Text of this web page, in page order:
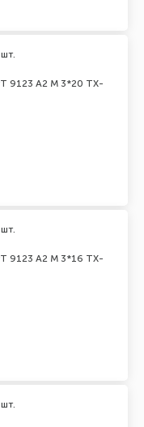
9123 А2 M 3*20 TX-
шт.
9123 А2 M 3*16 TX-
шт.
шт.